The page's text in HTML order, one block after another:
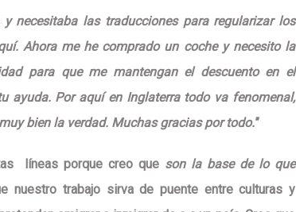
necesitaba las traducciones para regularizar los
Ahora me he comprado un coche y necesito la
para que me mantengan el descuento en el
ayuda. Por aquí en Inglaterra todo va fenomenal,
bien la verdad. Muchas gracias por todo.”
líneas porque creo que son la base de lo que
nuestro trabajo sirva de puente entre culturas y